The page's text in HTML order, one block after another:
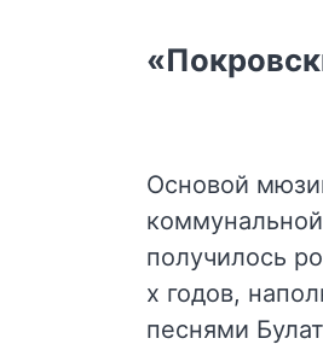
Основой
получилось
х годов,
песнями